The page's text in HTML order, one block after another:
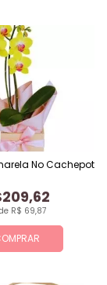
R$ 69,87
No Cachepot